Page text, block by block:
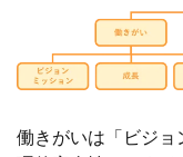
働きがいは「ビジョ